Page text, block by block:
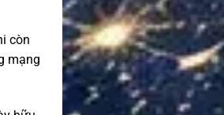
còn
mạng